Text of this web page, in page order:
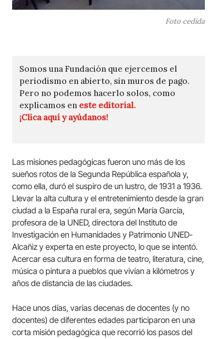
Foto cedida
Somos una Fundación que ejercemos el
periodismo en abierto, sin muros de pago.
Pero no podemos hacerlo solos, como
explicamos en este editorial.
¡Clica aquí y ayúdanos!
Las misiones pedagógicas fueron uno más de los
sueños rotos de la Segunda República española y,
como ella, duró el suspiro de un lustro, de 1931 a 1936.
Llevar la alta cultura y el entretenimiento desde la gran
ciudad a la España rural era, según María García,
profesora de la UNED, directora del Instituto de
Investigación en Humanidades y Patrimonio UNED-
Alcañiz y experta en este proyecto, lo que se intentó.
Acercar esa cultura en forma de teatro, literatura, cine,
música o pintura a pueblos que vivían a kilómetros y
años de distancia de las ciudades.
Hace unos días, varias decenas de docentes (y no
docentes) de diferentes edades participaron en una
corta misión pedagógica que recorrió los pasos del